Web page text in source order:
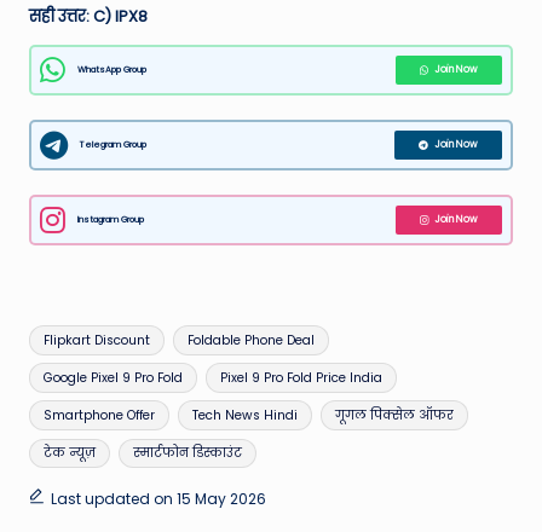
सही उत्तर: C) IPX8
WhatsApp Group Join Now
Telegram Group Join Now
Instagram Group Join Now
Tags:
Flipkart Discount Foldable Phone Deal
Google Pixel 9 Pro Fold Pixel 9 Pro Fold Price India
Smartphone Offer Tech News Hindi गूगल पिक्सेल ऑफर
टेक न्यूज़ स्मार्टफोन डिस्काउंट
Last updated on 15 May 2026